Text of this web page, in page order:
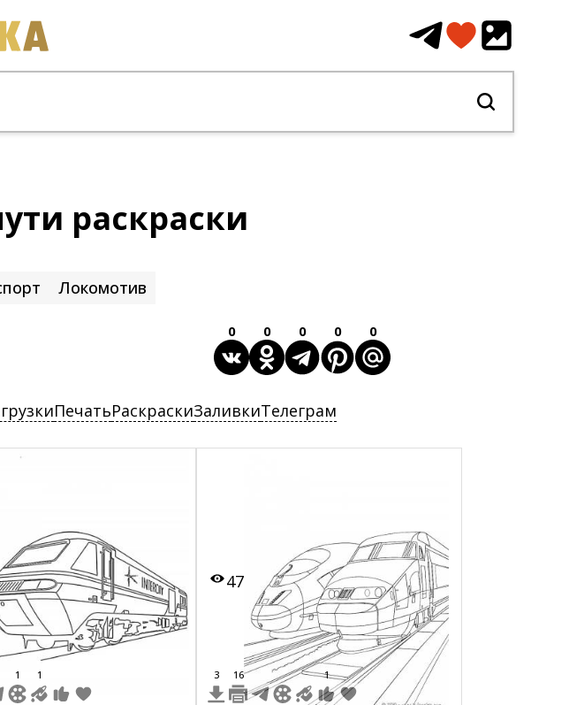
раскраски
Локомотив
0 0 0 0 0
ПечатьРаскраскиЗаливкиТелеграм
1 1
47
3 16 1